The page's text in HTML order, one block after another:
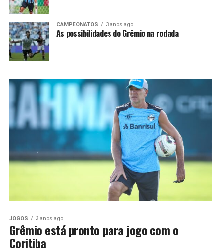
CAMPEONATOS 3 anos ago
As possibilidades do Grêmio na rodada
JOGOS 3 anos ago
Grêmio está pronto para jogo com o
Coritiba